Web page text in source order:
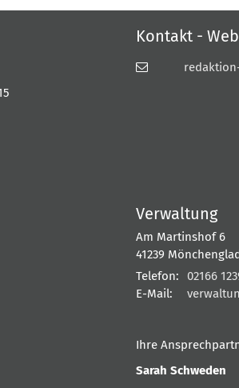
Kontakt -
Verwaltung
Am Martinshof 6
41239
Telefon:
02166
E-Mail:
Ihre
Sarah Schweden